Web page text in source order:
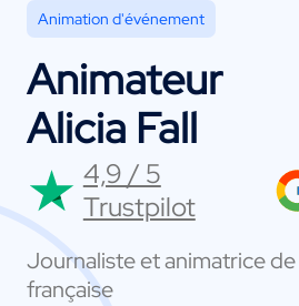
Animation d'événement
Animateur
Alicia Fall
4,9 / 5
Trustpilot
Journaliste et animatrice
française